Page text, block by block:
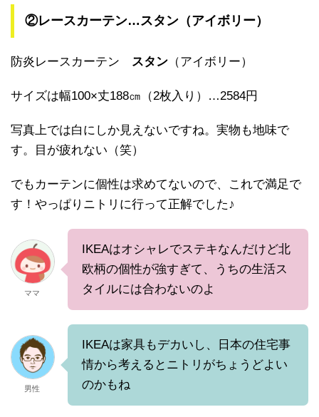
②レースカーテン…スタン（アイボリー）
防炎レースカーテン スタン （アイボリー）
サイズは幅100×丈188㎝（2枚入り）…2584円
写真上では白にしか見えないですね。実物も地味で
す。目が疲れない（笑）
でもカーテンに個性は求めてないので、これで満足で
す！やっぱりニトリに行って正解でした♪
ママ
IKEAはオシャレでステキなんだけど北
欧柄の個性が強すぎて、うちの生活ス
タイルには合わないのよ
男性
IKEAは家具もデカいし、日本の住宅事
情から考えるとニトリがちょうどよい
のかもね